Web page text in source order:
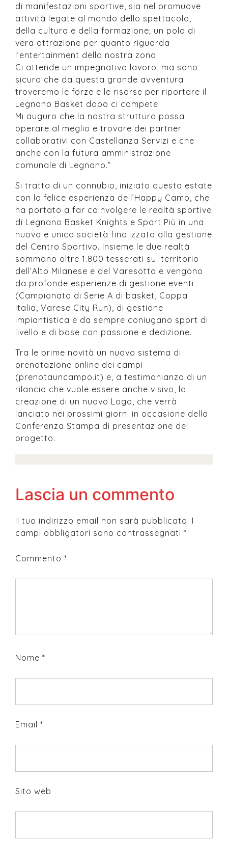
di manifestazioni sportive, sia nel promuove
attività legate al mondo dello spettacolo,
della cultura e della formazione; un polo di
vera attrazione per quanto riguarda
l’entertainment della nostra zona.
Ci attende un impegnativo lavoro, ma sono
sicuro che da questa grande avventura
troveremo le forze e le risorse per riportare il
Legnano Basket dopo ci compete
Mi auguro che la nostra struttura possa
operare al meglio e trovare dei partner
collaborativi con Castellanza Servizi e che
anche con la futura amministrazione
comunale di Legnano.”
Si tratta di un connubio, iniziato questa estate
con la felice esperienza dell’Happy Camp, che
ha portato a far coinvolgere le realtà sportive
di Legnano Basket Knights e Sport Più in una
nuova e unica società finalizzata alla gestione
del Centro Sportivo. Insieme le due realtà
sommano oltre 1.800 tesserati sul territorio
dell’Alto Milanese e del Varesotto e vengono
da profonde esperienze di gestione eventi
(Campionato di Serie A di basket, Coppa
Italia, Varese City Run), di gestione
impiantistica e da sempre coniugano sport di
livello e di base con passione e dedizione.
Tra le prime novità un nuovo sistema di
prenotazione online dei campi
(prenotauncampo.it) e, a testimonianza di un
rilancio che vuole essere anche visivo, la
creazione di un nuovo Logo, che verrà
lanciato nei prossimi giorni in occasione della
Conferenza Stampa di presentazione del
progetto.
Lascia un commento
Il tuo indirizzo email non sarà pubblicato. I
campi obbligatori sono contrassegnati *
Commento *
Nome *
Email *
Sito web